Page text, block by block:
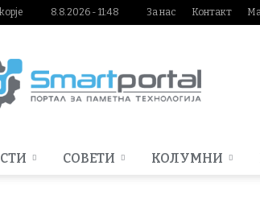
8.8.2026 - 11:48 За нас Контакт
СОВЕТИ КОЛУМНИ